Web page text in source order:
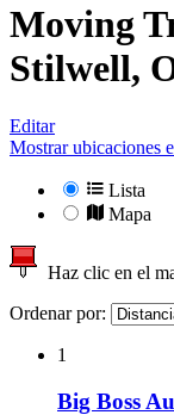
Moving
Stilwell,
Editar
Mostrar ubicaciones
Lista
Mapa
Haz clic en el
Ordenar por:
1
Big Boss